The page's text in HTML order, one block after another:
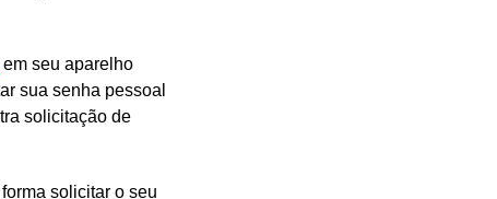
em seu aparelho
sua senha pessoal
solicitação de
solicitar o seu